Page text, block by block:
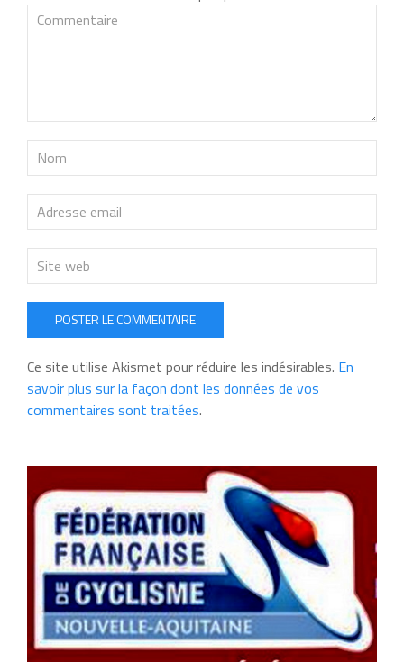
POSTER LE COMMENTAIRE
Ce site utilise Akismet pour réduire les indésirables. En
savoir plus sur la façon dont les données de vos
commentaires sont traitées.